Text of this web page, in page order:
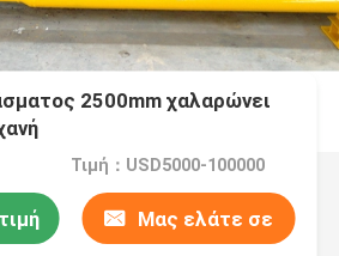
2500mm χαλαρώνει
Τιμή：USD5000-100000
Μας ελάτε σε